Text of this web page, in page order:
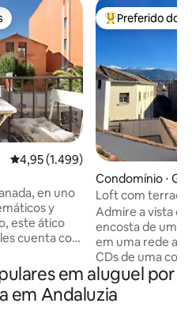
dos hóspedes
4,95 de uma avaliação média de
4,95 (1.499)
en uno
y
este ático
cuenta con
una intensa
tuyos lo
Entre os
Preferido dos
Condomínio ⋅
Loft com terraço
Granada
Admire a vista
encosta de um
em uma rede
CDs de uma
cozinhe em uma
terraços com
Igreja de Santo
em aluguel por
em Andaluzia